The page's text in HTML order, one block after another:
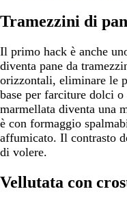
Tramezzini di
Il primo hack è anche
diventa pane da
orizzontali, eliminare le
base per farciture dolci o
marmellata diventa una
è con formaggio
affumicato. Il contrasto
di volere.
Vellutata con